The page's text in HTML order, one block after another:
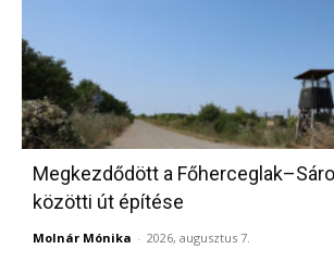
Megkezdődött a
közötti út építése
Molnár Mónika - 2026, augusztus 7.